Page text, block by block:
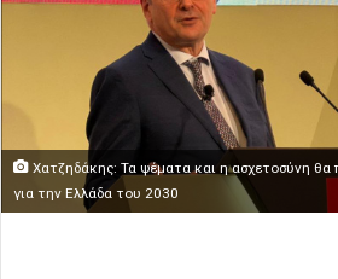
Χατζηδάκης: Τα ψέματα και η ασχετοσύνη θα
για την Ελλάδα του 2030